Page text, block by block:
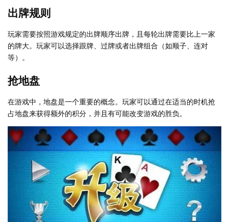
出牌规则
玩家需要按照游戏规定的出牌顺序出牌，且每轮出牌需要比上一家
的牌大。玩家可以选择跟牌、过牌或者出牌组合（如顺子、连对
等）。
抢地盘
在游戏中，地盘是一个重要的概念。玩家可以通过在适当的时机抢
占地盘来获得额外的积分，并且有可能改变游戏的胜负。